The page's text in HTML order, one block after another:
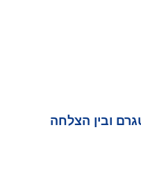
ובין הצלחה